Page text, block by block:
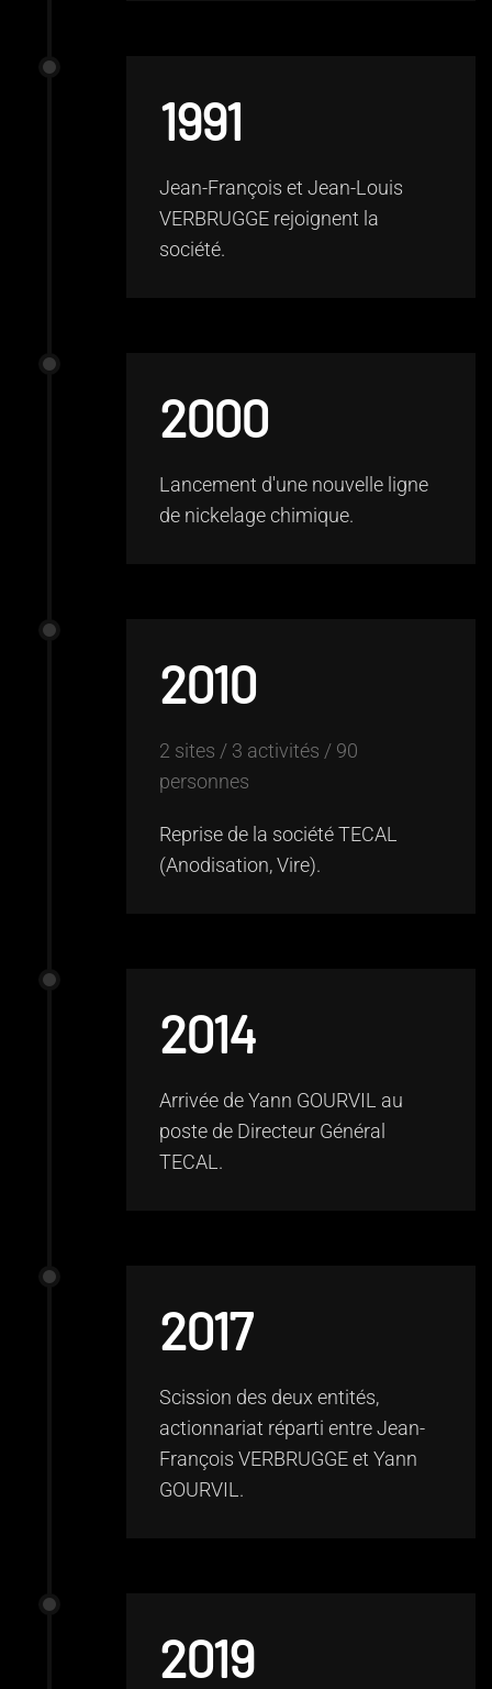
1991
Jean-François et Jean-Louis
VERBRUGGE rejoignent la
société.
2000
Lancement d'une nouvelle ligne
de nickelage chimique.
2010
2 sites / 3 activités / 90
personnes
Reprise de la société TECAL
(Anodisation, Vire).
2014
Arrivée de Yann GOURVIL au
poste de Directeur Général
TECAL.
2017
Scission des deux entités,
actionnariat réparti entre Jean-
François VERBRUGGE et Yann
GOURVIL.
2019